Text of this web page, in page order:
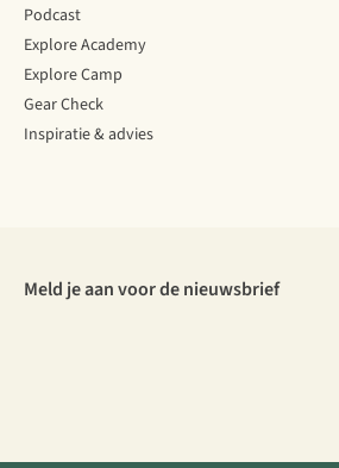
Podcast
Explore Academy
Explore Camp
Gear Check
Inspiratie & advies
Meld je aan voor de nieuwsbrief